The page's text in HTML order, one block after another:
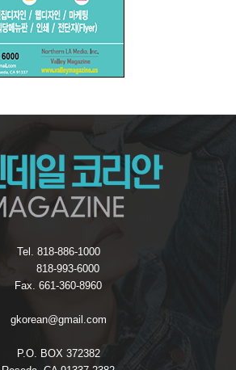
Tel. 818-886-1000
818-993-6000
Fax. 661-360-8960
gkorean@gmail.com
P.O. BOX 372382